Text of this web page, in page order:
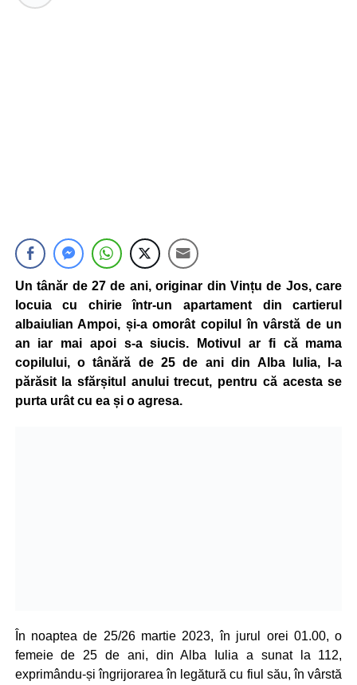
Un tânăr de 27 de ani, originar din Vințu de Jos, care
locuia cu chirie într-un apartament din cartierul
albaiulian Ampoi, și-a omorât copilul în vârstă de un
an iar mai apoi s-a siucis. Motivul ar fi că mama
copilului, o tânără de 25 de ani din Alba Iulia, l-a
părăsit la sfărșitul anului trecut, pentru că acesta se
purta urât cu ea și o agresa.
În noaptea de 25/26 martie 2023, în jurul orei 01.00, o
femeie de 25 de ani, din Alba Iulia a sunat la 112,
exprimându-și îngrijorarea în legătură cu fiul său, în vârstă